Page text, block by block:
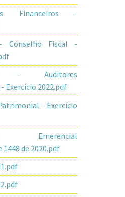
Financeiros -
Conselho Fiscal -
- Auditores
Exercício 2022.pdf
- Exercício
Emerencial
de 2020.pdf